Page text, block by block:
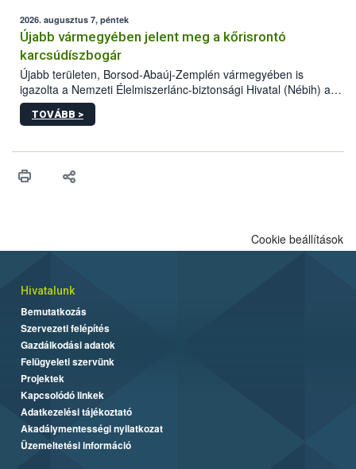
összegyűjtötte az illegális növényvédő szerek kapcsán
előforduló árulkodó jeleket, valamint a webáruházakból való
vásárlás kockázatait.
2026. augusztus 7, péntek
Újabb vármegyében jelent meg a kőrisrontó
karcsúdíszbogár
Újabb területen, Borsod-Abaúj-Zemplén vármegyében is
igazolta a Nemzeti Élelmiszerlánc-biztonsági Hivatal (Nébih) a
kőrisrontó karcsúdíszbogár (Agrilus planipennis) jelenlétét. A
kártevőt nem csak színcsapdában találták meg, de már fertőzött
az intenzív felderítést, emellett az intézkedéseket a szlovák
TOVÁBB >
Cookie beállítások
Hivatalunk
Bemutatkozás
Szervezeti felépítés
Gazdálkodási adatok
Felügyeleti szervünk
Projektek
Kapcsolódó linkek
Adatkezelési tájékoztató
Akadálymentességi nyilatkozat
Üzemeltetési információ